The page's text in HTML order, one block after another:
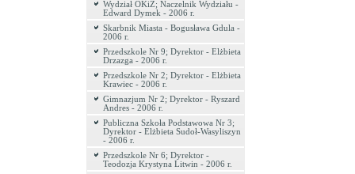
Wydział OKiZ; Naczelnik Wydziału -
Edward Dymek - 2006 r.
Skarbnik Miasta - Bogusława Gdula -
2006 r.
Przedszkole Nr 9; Dyrektor - Elżbieta
Drzazga - 2006 r.
Przedszkole Nr 2; Dyrektor - Elżbieta
Krawiec - 2006 r.
Gimnazjum Nr 2; Dyrektor - Ryszard
Andres - 2006 r.
Publiczna Szkoła Podstawowa Nr 3;
Dyrektor - Elżbieta Sudoł-Wasyliszyn
- 2006 r.
Przedszkole Nr 6; Dyrektor -
Teodozja Krystyna Litwin - 2006 r.